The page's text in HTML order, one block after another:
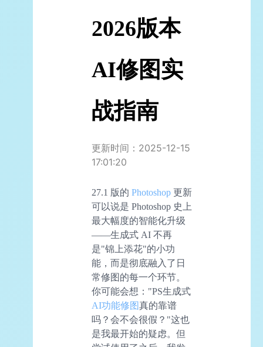
2026版本
AI修图实
战指南
更新时间：2025-12-15
17:01:20
27.1 版的 Photoshop 更新
可以说是 Photoshop 史上
最大幅度的智能化升级
——生成式 AI 不再
是"锦上添花"的小功
能，而是彻底融入了日
常修图的每一个环节。
你可能会想："PS生成式
AI功能修图 真的靠谱
吗？会不会很假？"这也
是我最开始的疑虑。但